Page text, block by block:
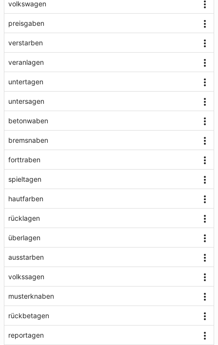
volkswagen
preisgaben
verstarben
veranlagen
untertagen
untersagen
betonwaben
bremsnaben
forttraben
spieltagen
hautfarben
rücklagen
überlagen
ausstarben
volkssagen
musterknaben
rückbetagen
reportagen